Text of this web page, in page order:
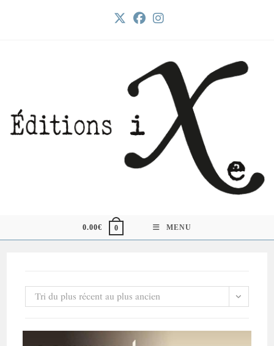
0.00€ 0 MENU
Tri du plus récent au plus ancien